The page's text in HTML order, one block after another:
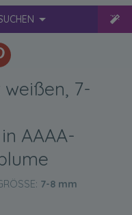
7-
AAAA-
7-8 mm